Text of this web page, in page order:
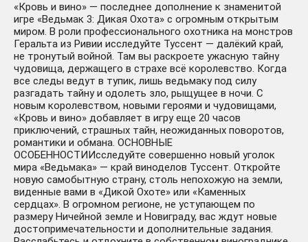
«Кровь и вино» — последнее дополнение к знаменитой
игре «Ведьмак 3: Дикая Охота» с огромным открытым
миром. В роли профессионального охотника на монстров
Геральта из Ривии исследуйте Туссент — далёкий край,
не тронутый войной. Там вы раскроете ужасную тайну
чудовища, держащего в страхе всё королевство. Когда
все следы ведут в тупик, лишь ведьмаку под силу
разгадать тайну и одолеть зло, рыщущее в ночи. С
новым королевством, новыми героями и чудовищами,
«Кровь и вино» добавляет в игру еще 20 часов
приключений, страшных тайн, неожиданных поворотов,
романтики и обмана. ОСНОВНЫЕ
ОСОБЕННОСТИИсследуйте совершенно новый уголок
мира «Ведьмака» — край виноделов Туссент. Откройте
новую самобытную страну, столь непохожую на земли,
виденные вами в «Дикой Охоте» или «Каменных
сердцах». В огромном регионе, не уступающем по
размеру Ничейной земле и Новиграду, вас ждут новые
достопримечательности и дополнительные задания.